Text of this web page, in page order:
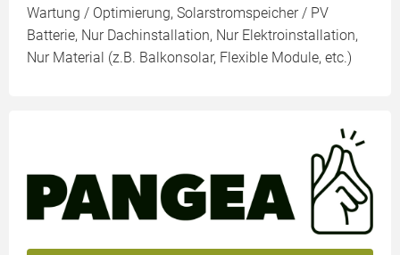
Wartung / Optimierung, Solarstromspeicher / PV
Batterie, Nur Dachinstallation, Nur Elektroinstallation,
Nur Material (z.B. Balkonsolar, Flexible Module, etc.)